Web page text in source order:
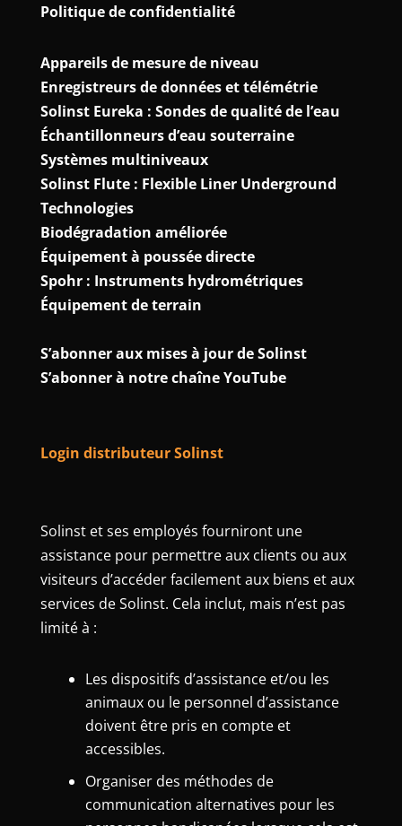
Politique de confidentialité
Appareils de mesure de niveau
Enregistreurs de données et télémétrie
Solinst Eureka : Sondes de qualité de l’eau
Échantillonneurs d’eau souterraine
Systèmes multiniveaux
Solinst Flute : Flexible Liner Underground
Technologies
Biodégradation améliorée
Équipement à poussée directe
Spohr : Instruments hydrométriques
Équipement de terrain
S’abonner aux mises à jour de Solinst
S’abonner à notre chaîne YouTube
Login distributeur Solinst
Solinst et ses employés fourniront une
assistance pour permettre aux clients ou aux
visiteurs d’accéder facilement aux biens et aux
services de Solinst. Cela inclut, mais n’est pas
limité à :
Les dispositifs d’assistance et/ou les
animaux ou le personnel d’assistance
doivent être pris en compte et
accessibles.
Organiser des méthodes de
communication alternatives pour les